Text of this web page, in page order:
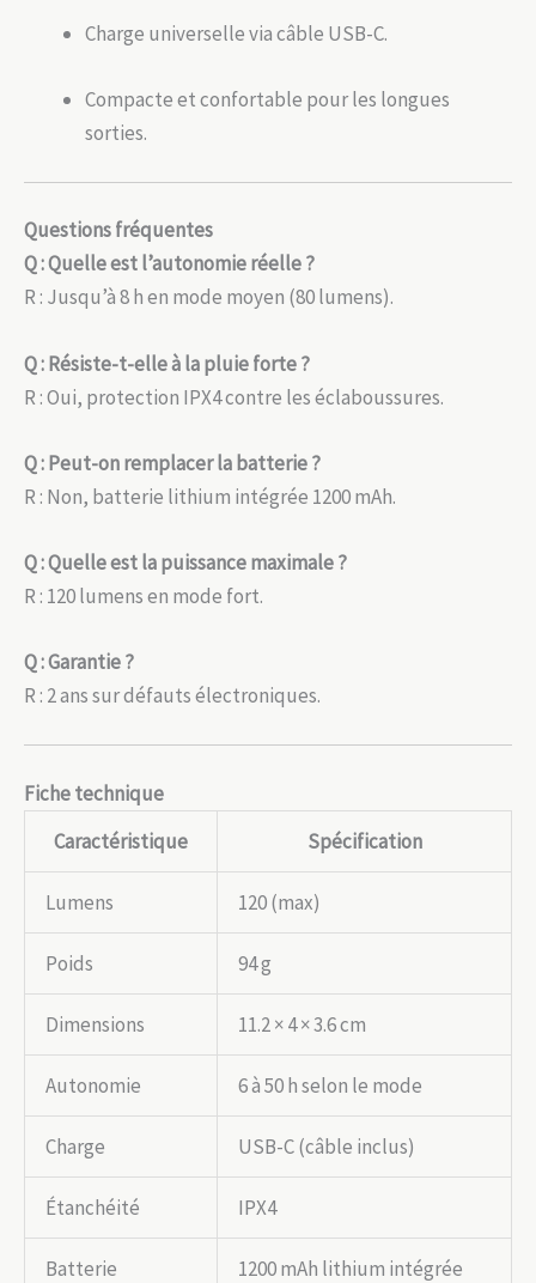
Charge universelle via câble USB-C.
Compacte et confortable pour les longues
sorties.
Questions fréquentes
Q : Quelle est l’autonomie réelle ?
R : Jusqu’à 8 h en mode moyen (80 lumens).
Q : Résiste-t-elle à la pluie forte ?
R : Oui, protection IPX4 contre les éclaboussures.
Q : Peut-on remplacer la batterie ?
R : Non, batterie lithium intégrée 1200 mAh.
Q : Quelle est la puissance maximale ?
R : 120 lumens en mode fort.
Q : Garantie ?
R : 2 ans sur défauts électroniques.
Fiche technique
Caractéristique
Spécification
Lumens 120 (max)
Poids 94 g
Dimensions 11.2 × 4 × 3.6 cm
Autonomie 6 à 50 h selon le mode
Charge USB-C (câble inclus)
Étanchéité IPX4
Batterie 1200 mAh lithium intégrée